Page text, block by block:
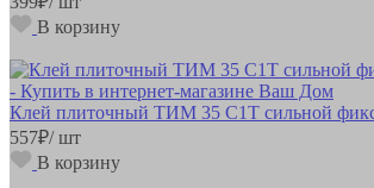
В корзину
Клей плиточный ТИМ 35 С1Т сильной
557₽/ шт
В корзину